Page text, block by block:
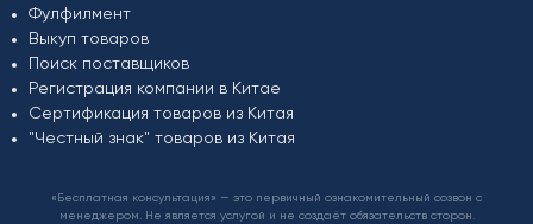
Фулфилмент
Выкуп товаров
Поиск поставщиков
Регистрация компании в Китае
Сертификация товаров из Китая
"Честный знак" товаров из Китая
«Бесплатная консультация» — это первичный ознакомительный созвон с
менеджером. Не является услугой и не создаёт обязательств сторон.